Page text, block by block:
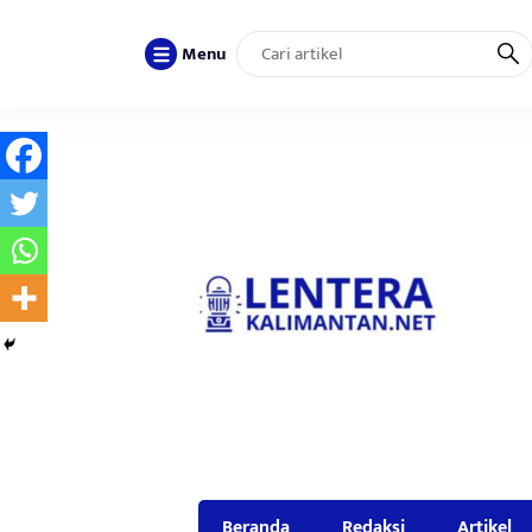
Menu